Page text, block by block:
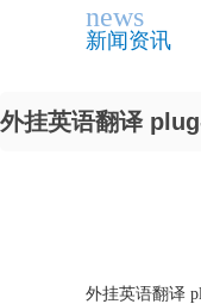
news
新闻资讯
外挂英语翻译
外挂英语翻译